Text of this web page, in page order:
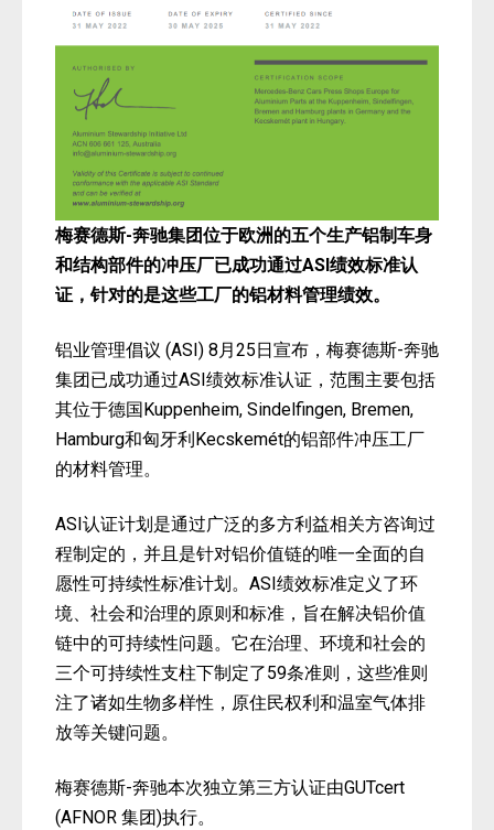
梅赛德斯-奔驰集团位于欧洲的五个生产铝制车身
和结构部件的冲压厂已成功通过ASI绩效标准认
证，针对的是这些工厂的铝材料管理绩效。
铝业管理倡议 (ASI) 8月25日宣布，梅赛德斯-奔驰
集团已成功通过ASI绩效标准认证，范围主要包括
其位于德国Kuppenheim, Sindelfingen, Bremen,
Hamburg和匈牙利Kecskemét的铝部件冲压工厂
的材料管理。
ASI认证计划是通过广泛的多方利益相关方咨询过
程制定的，并且是针对铝价值链的唯一全面的自
愿性可持续性标准计划。ASI绩效标准定义了环
境、社会和治理的原则和标准，旨在解决铝价值
链中的可持续性问题。它在治理、环境和社会的
三个可持续性支柱下制定了59条准则，这些准则
注了诸如生物多样性，原住民权利和温室气体排
放等关键问题。
梅赛德斯-奔驰本次独立第三方认证由GUTcert
(AFNOR 集团)执行。